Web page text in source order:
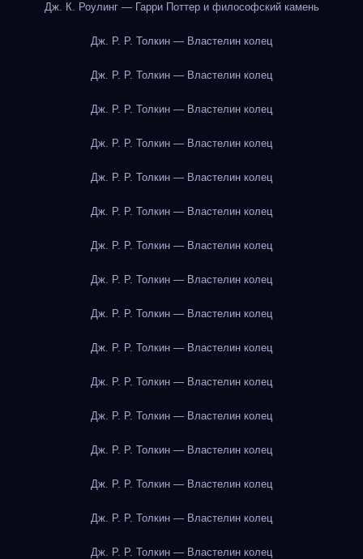
Дж. К. Роулинг — Гарри Поттер и философский камень
Дж. Р. Р. Толкин — Властелин колец
Дж. Р. Р. Толкин — Властелин колец
Дж. Р. Р. Толкин — Властелин колец
Дж. Р. Р. Толкин — Властелин колец
Дж. Р. Р. Толкин — Властелин колец
Дж. Р. Р. Толкин — Властелин колец
Дж. Р. Р. Толкин — Властелин колец
Дж. Р. Р. Толкин — Властелин колец
Дж. Р. Р. Толкин — Властелин колец
Дж. Р. Р. Толкин — Властелин колец
Дж. Р. Р. Толкин — Властелин колец
Дж. Р. Р. Толкин — Властелин колец
Дж. Р. Р. Толкин — Властелин колец
Дж. Р. Р. Толкин — Властелин колец
Дж. Р. Р. Толкин — Властелин колец
Дж. Р. Р. Толкин — Властелин колец